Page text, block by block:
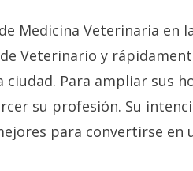
Medicina Veterinaria en
Veterinario y
ciudad. Para ampliar sus
su profesión. Su
para convertirse en